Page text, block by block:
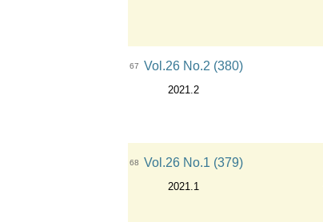
67 Vol.26 No.2 (380)
2021.2
68 Vol.26 No.1 (379)
2021.1